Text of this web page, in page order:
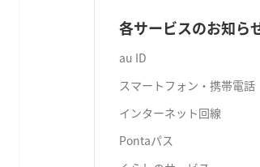
各サービスのお知ら
au ID
スマートフォン・携帯電話
インターネット回線
Pontaパス